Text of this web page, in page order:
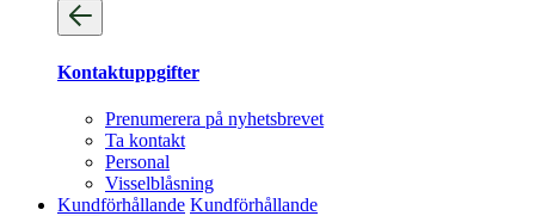
Kontaktuppgifter
Prenumerera på nyhetsbrevet
Ta kontakt
Personal
Visselblåsning
Kundförhållande Kundförhållande